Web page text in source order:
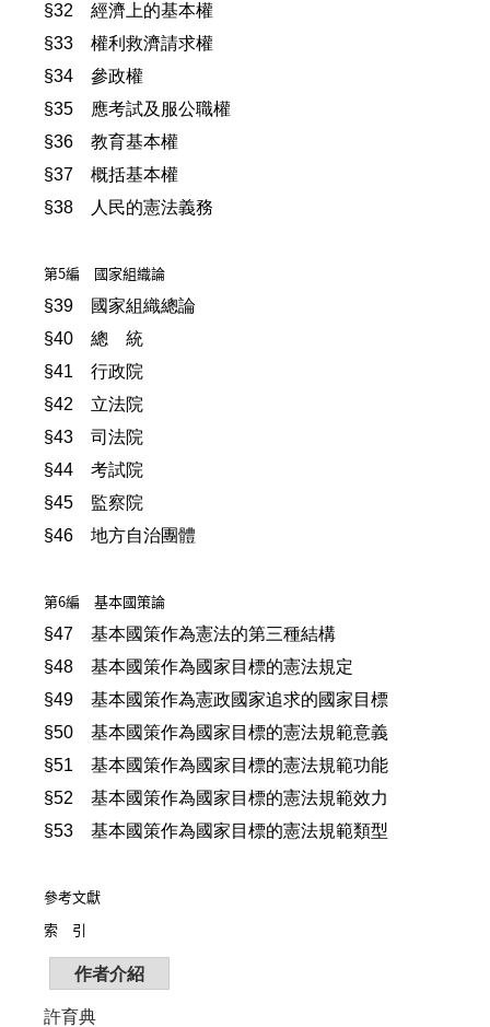
§32 經濟上的基本權
§33 權利救濟請求權
§34 參政權
§35 應考試及服公職權
§36 教育基本權
§37 概括基本權
§38 人民的憲法義務
第5編 國家組織論
§39 國家組織總論
§40 總 統
§41 行政院
§42 立法院
§43 司法院
§44 考試院
§45 監察院
§46 地方自治團體
第6編 基本國策論
§47 基本國策作為憲法的第三種結構
§48 基本國策作為國家目標的憲法規定
§49 基本國策作為憲政國家追求的國家目標
§50 基本國策作為國家目標的憲法規範意義
§51 基本國策作為國家目標的憲法規範功能
§52 基本國策作為國家目標的憲法規範效力
§53 基本國策作為國家目標的憲法規範類型
參考文獻
索 引
作者介紹
許育典